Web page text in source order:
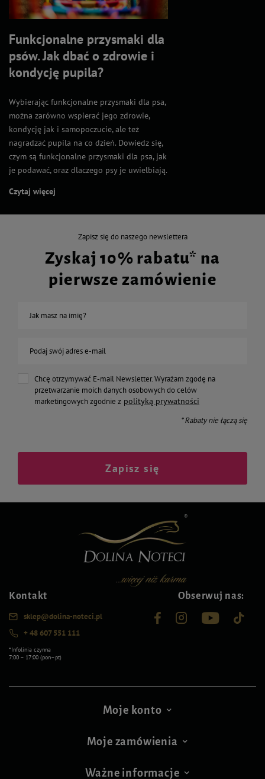
Funkcjonalne przysmaki dla
psów. Jak dbać o zdrowie i
kondycję pupila?
Wybierając funkcjonalne przysmaki dla psa,
można zarówno wspierać jego zdrowie,
kondycję jak i samopoczucie, ale też
nagradzać pupila na co dzień. Dowiedz się,
czym są funkcjonalne przysmaki dla psa, jak
je podawać, oraz dlaczego psy je uwielbiają.
Czytaj więcej
Zapisz się do naszego newslettera
Zyskaj 10% rabatu* na
pierwsze zamówienie
Jak masz na imię?
Podaj swój adres e-mail
Chcę otrzymywać E-mail Newsletter. Wyrażam zgodę na
przetwarzanie moich danych osobowych do celów
marketingowych zgodnie z polityką prywatności
* Rabaty nie łączą się
Zapisz się
Kontakt
sklep@dolina-noteci.pl
+ 48 607 551 111
*Infolinia czynna
7:00 – 17:00 (pon–pt)
Obserwuj nas:
Moje konto
Moje zamówienia
Ważne informacje